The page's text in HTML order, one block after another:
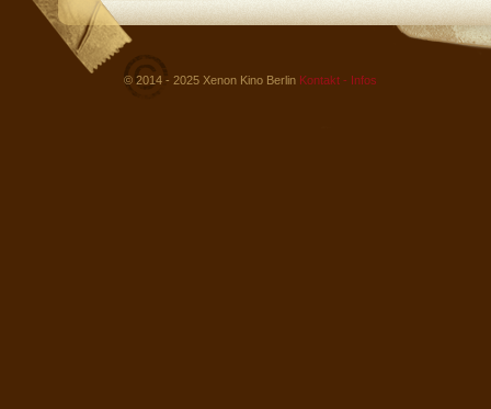
© 2014 - 2025 Xenon Kino Berlin Kontakt - Infos